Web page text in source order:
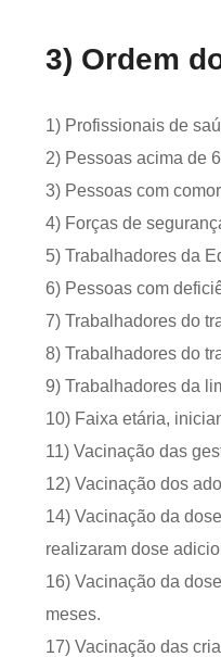
3) Ordem
1) Profissionais de
2) Pessoas acima de
3) Pessoas com
4) Forças de
5) Trabalhadores da
6) Pessoas com
7) Trabalhadores do
8) Trabalhadores do
9) Trabalhadores da
10) Faixa etária,
11) Vacinação das
12) Vacinação dos
14) Vacinação da
realizaram dose
16) Vacinação da
meses.
17) Vacinação das